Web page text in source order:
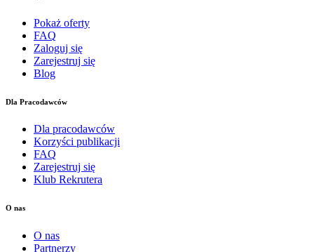
Pokaż oferty
FAQ
Zaloguj się
Zarejestruj się
Blog
Dla Pracodawców
Dla pracodawców
Korzyści publikacji
FAQ
Zarejestruj się
Klub Rekrutera
O nas
O nas
Partnerzy